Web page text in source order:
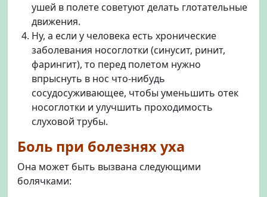
ушей в полете советуют делать глотательные
движения.
Ну, а если у человека есть хронические
заболевания носоглотки (синусит, ринит,
фарингит), то перед полетом нужно
впрыснуть в нос что-нибудь
сосудосуживающее, чтобы уменьшить отек
носоглотки и улучшить проходимость
слуховой трубы.
Боль при болезнях уха
Она может быть вызвана следующими
болячками: